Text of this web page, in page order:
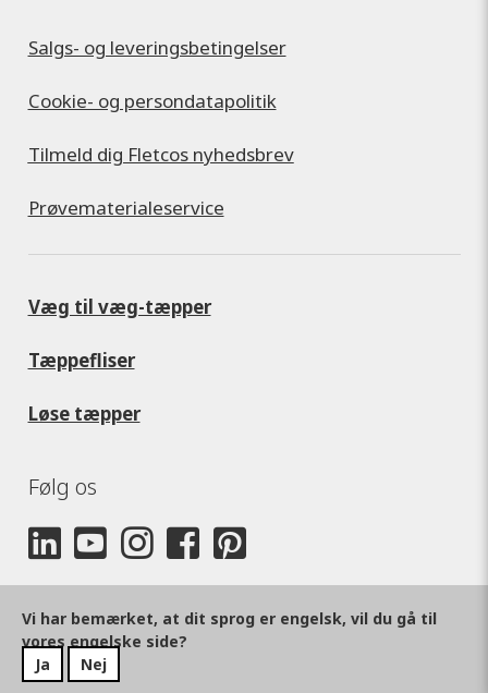
Salgs- og leveringsbetingelser
Cookie- og persondatapolitik
Tilmeld dig Fletcos nyhedsbrev
Prøvematerialeservice
Væg til væg-tæpper
Tæppefliser
Løse tæpper
Følg os
Vi har bemærket, at dit sprog er engelsk, vil du gå til
vores engelske side?
Ja
Nej